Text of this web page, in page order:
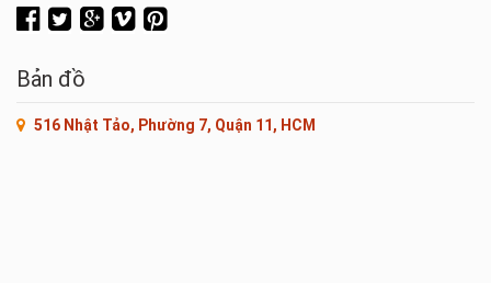
Bản đồ
516 Nhật Tảo, Phường 7, Quận 11, HCM